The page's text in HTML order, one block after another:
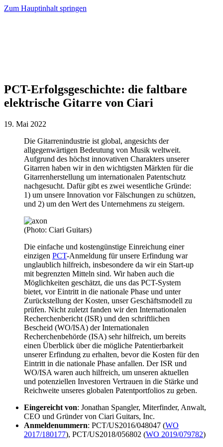
Zum Hauptinhalt springen
PCT-Erfolgsgeschichte: die faltbare
elektrische Gitarre von Ciari
19. Mai 2022
Die Gitarrenindustrie ist global, angesichts der
allgegenwärtigen Bedeutung von Musik weltweit.
Aufgrund des höchst innovativen Charakters unserer
Gitarren haben wir in den wichtigsten Märkten für die
Gitarrenherstellung um internationalen Patentschutz
nachgesucht. Dafür gibt es zwei wesentliche Gründe:
1) um unsere Innovation vor Fälschungen zu schützen,
und 2) um den Wert des Unternehmens zu steigern.
(Photo: Ciari Guitars)
Die einfache und kostengünstige Einreichung einer
einzigen PCT-Anmeldung für unsere Erfindung war
unglaublich hilfreich, insbesondere da wir ein Start-up
mit begrenzten Mitteln sind. Wir haben auch die
Möglichkeiten geschätzt, die uns das PCT-System
bietet, vor Eintritt in die nationale Phase und unter
Zurückstellung der Kosten, unser Geschäftsmodell zu
prüfen. Nicht zuletzt fanden wir den Internationalen
Recherchenbericht (ISR) und den schriftlichen
Bescheid (WO/ISA) der Internationalen
Recherchenbehörde (ISA) sehr hilfreich, um bereits
einen Überblick über die mögliche Patentierbarkeit
unserer Erfindung zu erhalten, bevor die Kosten für den
Eintritt in die nationale Phase anfallen. Der ISR und
WO/ISA waren auch hilfreich, um unseren aktuellen
und potenziellen Investoren Vertrauen in die Stärke und
Reichweite unseres globalen Patentportfolios zu geben.
Eingereicht von: Jonathan Spangler, Miterfinder, Anwalt,
CEO und Gründer von Ciari Guitars, Inc.
Anmeldenummern: PCT/US2016/048047 (WO
2017/180177), PCT/US2018/056802 (WO 2019/079782)